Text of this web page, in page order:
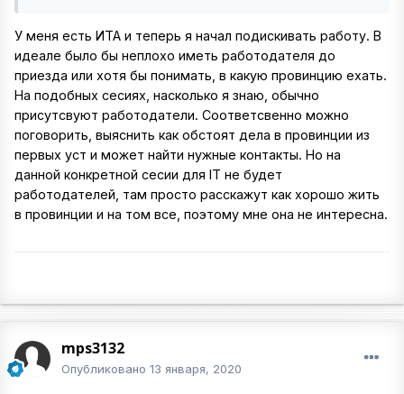
У меня есть ИТА и теперь я начал подискивать работу. В
идеале было бы неплохо иметь работодателя до
приезда или хотя бы понимать, в какую провинцию ехать.
На подобных сесиях, насколько я знаю, обычно
присутсвуют работодатели. Соответсвенно можно
поговорить, выяснить как обстоят дела в провинции из
первых уст и может найти нужные контакты. Но на
данной конкретной сесии для IT не будет
работодателей, там просто расскажут как хорошо жить
в провинции и на том все, поэтому мне она не интересна.
mps3132
Опубликовано 13 января, 2020